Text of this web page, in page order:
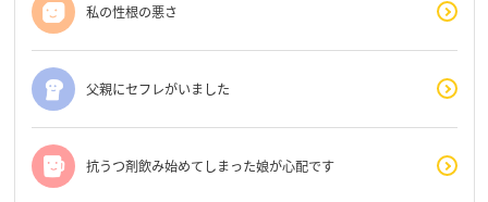
私の性根の悪さ
父親にセフレがいました
抗うつ剤飲み始めてしまった娘が心配です